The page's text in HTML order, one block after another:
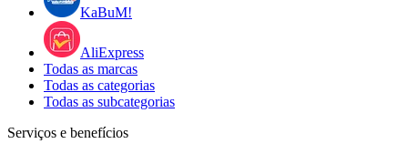
KaBuM!
AliExpress
Todas as marcas
Todas as categorias
Todas as subcategorias
Serviços e benefícios